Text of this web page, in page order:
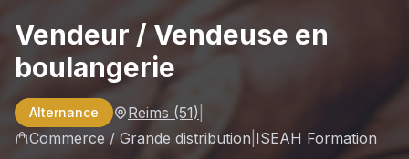
Vendeur / Vendeuse en
boulangerie
Alternance Reims (51)
Commerce / Grande distribution ISEAH Formation